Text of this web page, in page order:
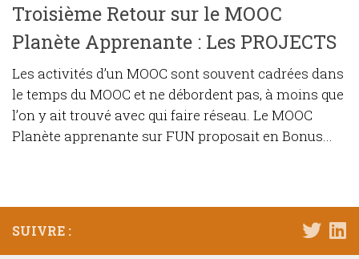
Troisième Retour sur le MOOC
Planète Apprenante : Les PROJECTS
Les activités d’un MOOC sont souvent cadrées dans
le temps du MOOC et ne débordent pas, à moins que
l’on y ait trouvé avec qui faire réseau. Le MOOC
Planète apprenante sur FUN proposait en Bonus...
SUIVRE :